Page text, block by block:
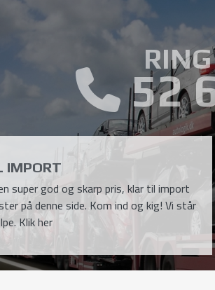
52
IMPORT
super god og skarp pris, klar til import
på denne side. Kom ind og kig! Vi står
Klik her